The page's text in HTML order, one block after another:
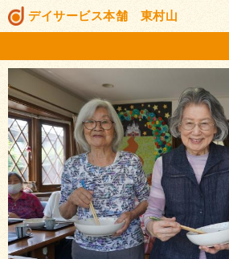
デイサービス本舗 東村山